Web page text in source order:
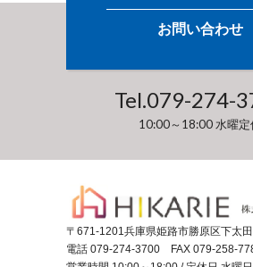
お問い合わせ
Tel.079-274-
10:00～18:00 水曜定
〒671-1201兵庫県姫路市勝原区下太
電話 079-274-3700
FAX 079-258-